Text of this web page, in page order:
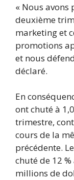
« Nous avons
deuxième
marketing et
promotions
et nous
déclaré.
En
ont chuté à
trimestre,
cours de la
précédente.
chuté de 12
millions de